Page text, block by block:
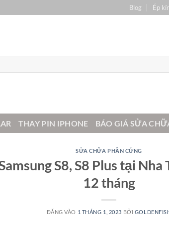
Blog Ép
THAY PIN IPHONE BÁO GIÁ SỬA
SỬA CHỮA PHẦN CỨNG
S8, S8 Plus tại
12 tháng
ĐĂNG VÀO 1 THÁNG 1, 2023 BỞI